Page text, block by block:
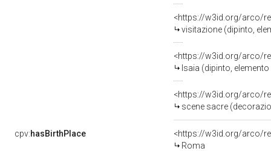
<https://w3id.org/arco/
visitazione (dipinto,
<https://w3id.org/arco/
Isaia (dipinto,
<https://w3id.org/arco/
scene sacre
cpv:hasBirthPlace
<https://w3id.org/arco/
Roma